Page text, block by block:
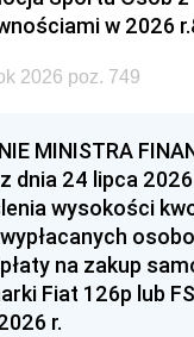
w 2026
2026 poz. 749
MINISTRA
z dnia 24 lipca
wysokości
na zakup
Fiat 126p lub
r.